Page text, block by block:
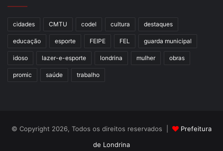
cidades CMTU codel cultura destaques
educação esporte FEIPE FEL guarda municipal
idoso lazer-e-esporte londrina mulher obras
promic saúde trabalho
© Copyright 2026, Todos os direitos reservados |
Prefeitura
de Londrina